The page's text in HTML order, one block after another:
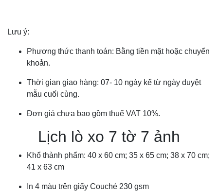
Lưu ý:
Phương thức thanh toán: Bằng tiền mặt hoặc chuyển
khoản.
Thời gian giao hàng: 07- 10 ngày kể từ ngày duyệt
mẫu cuối cùng.
Đơn giá chưa bao gồm thuế VAT 10%.
Lịch lò xo 7 tờ 7 ảnh
Khổ thành phẩm: 40 x 60 cm; 35 x 65 cm; 38 x 70 cm;
41 x 63 cm
In 4 màu trên giấy Couché 230 gsm